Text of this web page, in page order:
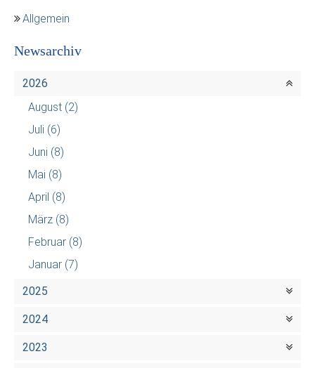
Allgemein
Newsarchiv
2026
August (2)
Juli (6)
Juni (8)
Mai (8)
April (8)
März (8)
Februar (8)
Januar (7)
2025
2024
2023